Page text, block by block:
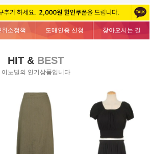
취소정책 도매인증 신청 찾아오시는 길
HIT & BEST
이노빌의 인기상품입니다